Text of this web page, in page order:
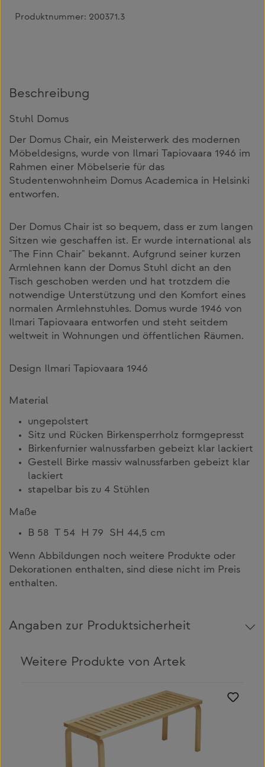
Produktnummer: 200371.3
Beschreibung
Stuhl Domus
Der Domus Chair, ein Meisterwerk des modernen
Möbeldesigns, wurde von Ilmari Tapiovaara 1946 im
Rahmen einer Möbelserie für das
Studentenwohnheim Domus Academica in Helsinki
entworfen.
Der Domus Chair ist so bequem, dass er zum langen
Sitzen wie geschaffen ist. Er wurde international als
"The Finn Chair" bekannt. Aufgrund seiner kurzen
Armlehnen kann der Domus Stuhl dicht an den
Tisch geschoben werden und hat trotzdem die
notwendige Unterstützung und den Komfort eines
normalen Armlehnstuhles. Domus wurde 1946 von
Ilmari Tapiovaara entworfen und steht seitdem
weltweit in Wohnungen und öffentlichen Räumen.
Design Ilmari Tapiovaara 1946
Material
ungepolstert
Sitz und Rücken Birkensperrholz formgepresst
Birkenfurnier walnussfarben gebeizt klar lackiert
Gestell Birke massiv walnussfarben gebeizt klar
lackiert
stapelbar bis zu 4 Stühlen
Maße
B 58 T 54 H 79 SH 44,5 cm
Wenn Abbildungen noch weitere Produkte oder
Dekorationen enthalten, sind diese nicht im Preis
enthalten.
Angaben zur Produktsicherheit
Weitere Produkte von Artek